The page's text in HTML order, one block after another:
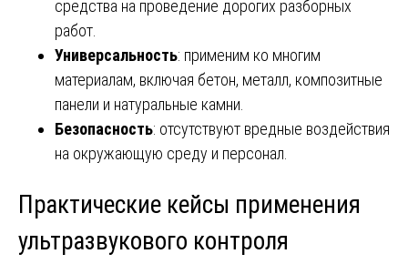
средства на проведение дорогих разборных
работ.
Универсальность: применим ко многим
материалам, включая бетон, металл, композитные
панели и натуральные камни.
Безопасность: отсутствуют вредные воздействия
на окружающую среду и персонал.
Практические кейсы применения
ультразвукового контроля